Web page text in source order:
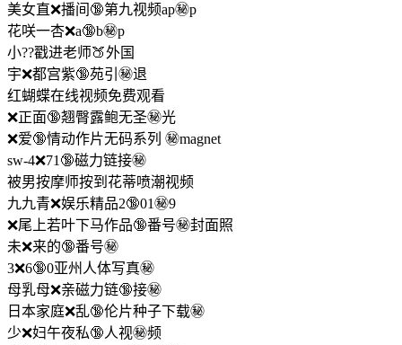
美女直❌播间🔞第九视频ap㊙️p
花咲一杏❌a🔞b㊙️p
小??戳进老师🍑外国
宇❌都宫紫🔞苑引㊙️退
红蝴蝶在线视频免费观看
❌正面🔞翘臀露鲍无圣㊙️光
❌爱🔞情动作片无码系列 ㊙️magnet
sw-4❌71🔞磁力链接㊙️
被男按摩师按到花蒂喷潮视频
九九青❌娱乐精品2🔞01㊙️9
❌尾上若叶下马作品🔞番号㊙️封面照
未❌来的🔞番号㊙️
3❌6🔞0亚州人体写真㊙️
母乳母❌亲磁力链🔞接㊙️
日本家庭❌乱🔞伦片种子下载㊙️
少❌妇午夜私🔞人视㊙️频